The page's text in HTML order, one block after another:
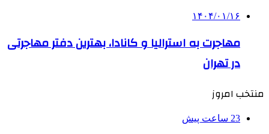
۱۴۰۴/۰۱/۱۶
مهاجرت به استرالیا و کانادا، بهترین دفتر مهاجرتی
در تهران
منتخب امروز
23 ساعت پیش